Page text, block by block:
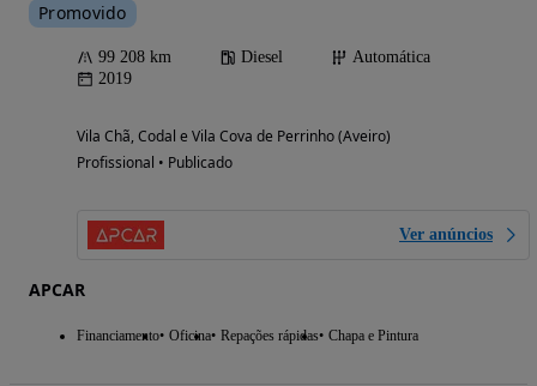
Promovido
99 208 km Diesel
Automática
2019
Vila Chã, Codal e Vila Cova de Perrinho (Aveiro)
Profissional • Publicado
Ver anúncios
APCAR
Financiamento Oficina Repações rápidas Chapa e Pintura